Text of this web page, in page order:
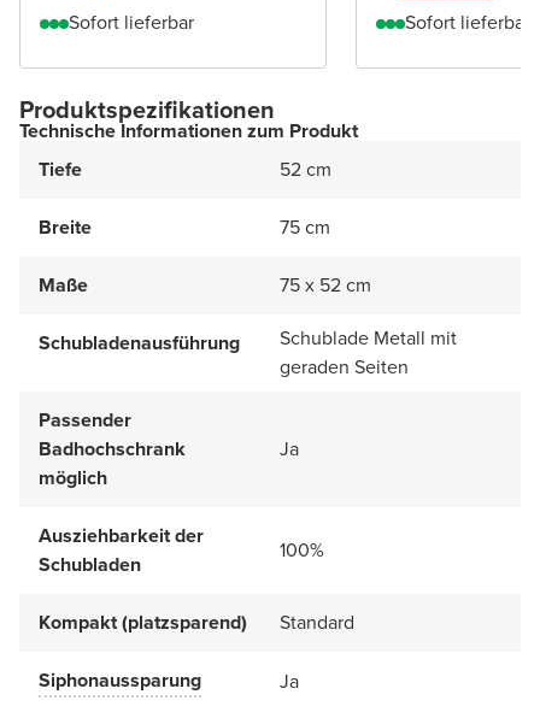
Sofort lieferbar Sofort lieferbar
Produktspezifikationen
Technische Informationen zum Produkt
Tiefe
52 cm
Breite 75 cm
Maße 75 x 52 cm
Schubladenausführung
Schublade Metall mit
geraden Seiten
Passender
Badhochschrank
möglich
Ja
Ausziehbarkeit der
Schubladen
100%
Kompakt (platzsparend) Standard
Siphonaussparung Ja